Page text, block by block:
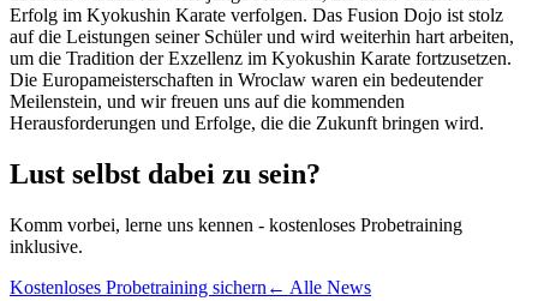
Erfolg im Kyokushin Karate verfolgen. Das Fusion Dojo ist stolz
auf die Leistungen seiner Schüler und wird weiterhin hart arbeiten,
um die Tradition der Exzellenz im Kyokushin Karate fortzusetzen.
Die Europameisterschaften in Wroclaw waren ein bedeutender
Meilenstein, und wir freuen uns auf die kommenden
Herausforderungen und Erfolge, die die Zukunft bringen wird.
Lust selbst dabei zu sein?
Komm vorbei, lerne uns kennen - kostenloses Probetraining
inklusive.
Kostenloses Probetraining sichern ← Alle News